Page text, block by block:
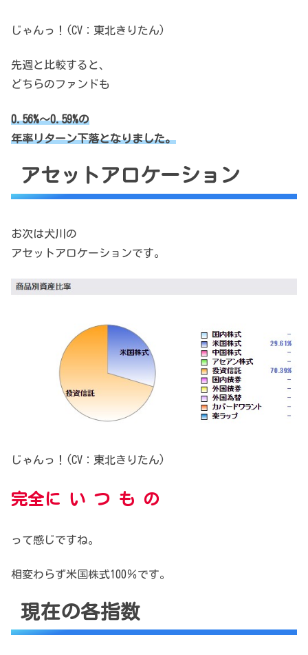
じゃんっ！(CV：東北きりたん)
先週と比較すると、
どちらのファンドも
0.56%～0.59%の
年率リターン下落となりました。
アセットアロケーション
お次は犬川の
アセットアロケーションです。
じゃんっ！(CV：東北きりたん)
完全に い つ も の
って感じですね。
相変わらず米国株式100％です。
現在の各指数